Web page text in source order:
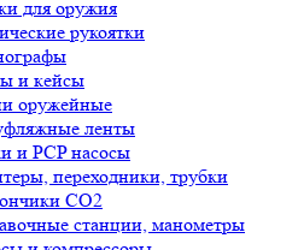
для оружия
рукоятки
и кейсы
оружейные
ленты
и PCP насосы
переходники, трубки
CO2
станции, манометры